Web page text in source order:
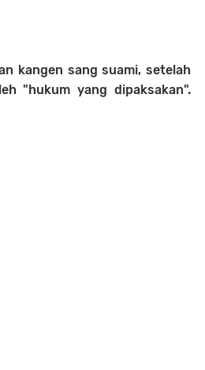
kangen sang suami, setelah
"hukum yang dipaksakan".